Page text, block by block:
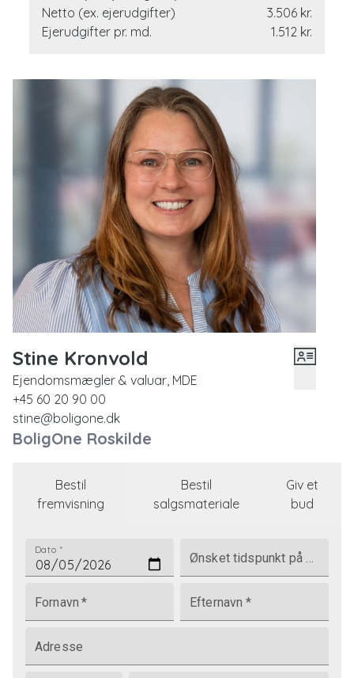
informationer.
Netto (ex. ejerudgifter)
3.506 kr.
Ejerudgifter pr. md.
1.512 kr.
Stine Kronvold
Ejendomsmægler & valuar, MDE
+45 60 20 90 00
stine@boligone.dk
BoligOne Roskilde
Bestil
fremvisning
Bestil
salgsmateriale
Giv et
bud
Dato *
Ønsket tidspunkt på dagen
Fornavn * Efternavn *
Adresse